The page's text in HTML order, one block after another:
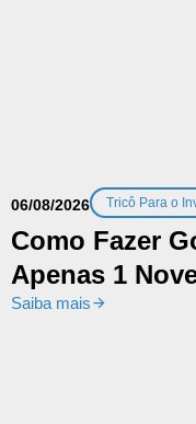
06/08/2026 Tricô Para o
Como Fazer
Apenas 1
Saiba mais